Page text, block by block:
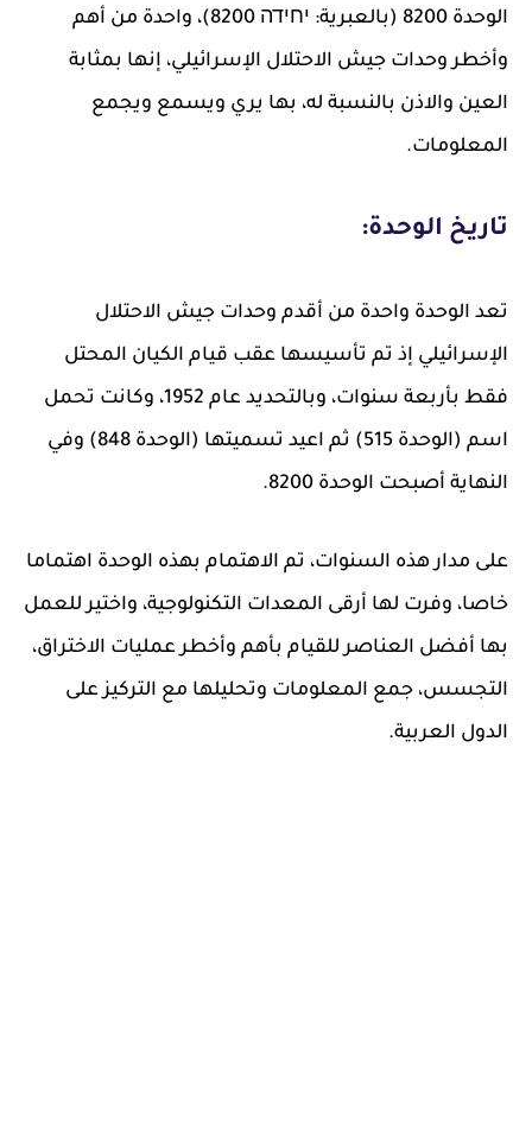
الوحدة 8200 (بالعبرية: יחידה 8200)، واحدة من أهم
وأخطر وحدات جيش الاحتلال الإسرائيلي، إنها بمثابة
العين والاذن بالنسبة له، بها يري ويسمع ويجمع
المعلومات.
تاريخ الوحدة:
تعد الوحدة واحدة من أقدم وحدات جيش الاحتلال
الإسرائيلي إذ تم تأسيسها عقب قيام الكيان المحتل
فقط بأربعة سنوات، وبالتحديد عام 1952، وكانت تحمل
اسم (الوحدة 515) ثم اعيد تسميتها (الوحدة 848) وفي
النهاية أصبحت الوحدة 8200.
على مدار هذه السنوات، تم الاهتمام بهذه الوحدة اهتماما
خاصا، وفرت لها أرقى المعدات التكنولوجية، واختير للعمل
بها أفضل العناصر للقيام بأهم وأخطر عمليات الاختراق،
التجسس، جمع المعلومات وتحليلها مع التركيز على
الدول العربية.